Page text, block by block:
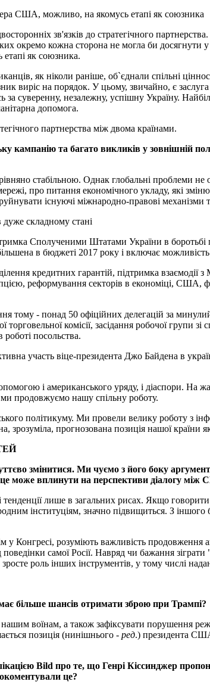
США, можливо, на якомусь етапі як союзника
зв'язків до стратегічного
окремо кожна сторона не могла би досягнути
як союзника.
як ніколи раніше, об`єднали спільні
на порядок. У цьому, звичайно, є заслуга
суверенну, незалежну, успішну Україну.
допомога.
партнерства між двома країнами.
та багато викликів у зовнішній
стабільною. Однак глобальні проблеми
про питання економічного укладу, які
існуючі міжнародно-правові
складному стані
Сполученими Штатами України в боротьбі
в бюджеті 2017 року і включає
кредитних гарантій, підтримка
реформування секторів в економіці,
тому - понад 50 офіційних делегацій за
комісії, засідання робочої групи
посольства.
участь віце-президента Джо Байдена в
і американського уряду, і діаспори. На
продовжуємо нашу спільну роботу.
політикуму. Ми провели велику роботу з
прогнозована позиція нашої країни
змінитися. Ми чуємо з його боку
це може вплинути на перспективи діалогу
лише в загальних рисах. Якщо
інституціям, значно підвищиться. З
у Конгресі, розуміють важливість
самої Росії. Навряд чи бажання
роль інших інструментів, у тому числі
більше шансів отримати зброю при Трампі?
воїнам, а також зафіксувати порушення
позиція (нинішнього - ред.) президента
Bild про те, що Генрі Кіссинджер
це?